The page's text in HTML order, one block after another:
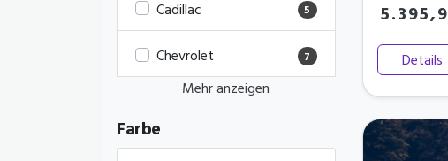
Cadillac 5
Chevrolet 7
Mehr anzeigen
Farbe
Details